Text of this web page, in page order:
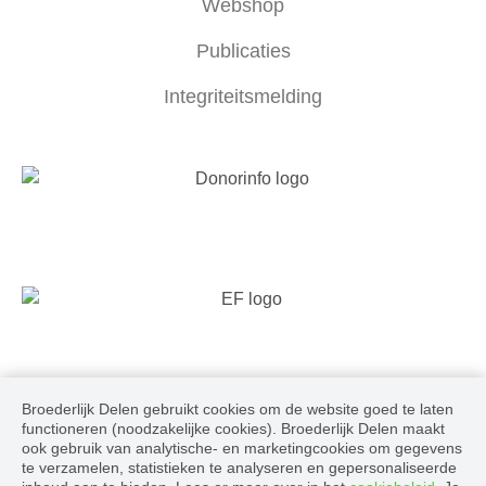
Webshop
Publicaties
Integriteitsmelding
Volg ons
Broederlijk Delen gebruikt cookies om de website goed te laten
functioneren (noodzakelijke cookies). Broederlijk Delen maakt
ook gebruik van analytische- en marketingcookies om gegevens
te verzamelen, statistieken te analyseren en gepersonaliseerde